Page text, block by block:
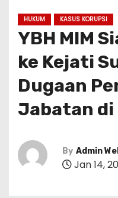
HUKUM KASUS KORUPSI
YBH MIM
ke Kejati
Dugaan
Jabatan di
By Admin
Jan 14,